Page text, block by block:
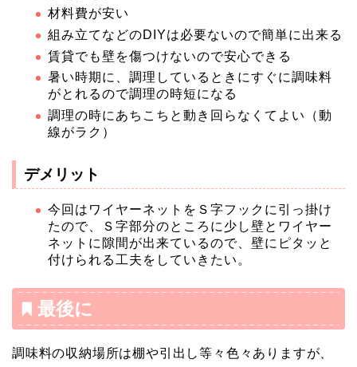
材料費が安い
組み立てなどのDIYは必要ないので簡単に出来る
賃貸でも壁を傷つけないので安心できる
暑い時期に、調理しているときにすぐに調味料
がとれるので調理の時短になる
調理の時にあちこちと動き回らなくてよい（動
線がラク）
デメリット
今回はワイヤーネットをＳ字フックに引っ掛け
たので、Ｓ字部分のところに少し壁とワイヤー
ネットに隙間が出来ているので、壁にピタッと
付けられる工夫をしていきたい。
最後に
調味料の収納場所は棚や引出し等々色々ありますが、